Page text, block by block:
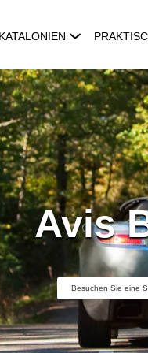
Avis
Besuchen Sie eine